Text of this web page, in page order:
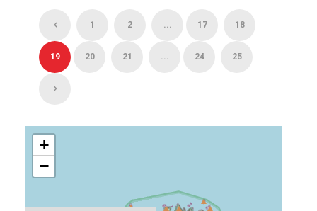
1 2 ... 17 18
19 20 21 ... 24 25
+
−